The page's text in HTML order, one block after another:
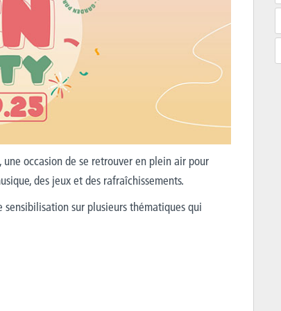
une occasion de se retrouver en plein air pour
des jeux et des rafraîchissements.
sensibilisation sur plusieurs thématiques qui